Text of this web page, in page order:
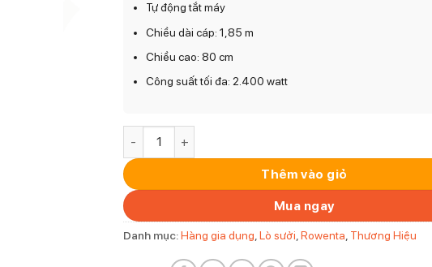
Tự động tắt máy
Chiều dài cáp: 1,85 m
Chiều cao: 80 cm
Công suất tối đa: 2.400 watt
Sưởi Rowenta SO9420 số lượng
Thêm vào giỏ
Mua ngay
Danh mục:Hàng gia dụng ,Lò sưởi ,Rowenta Thương Hiệu